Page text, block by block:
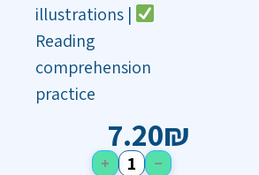
illustrations |
Reading
comprehension
practice
7.20₪
−
+